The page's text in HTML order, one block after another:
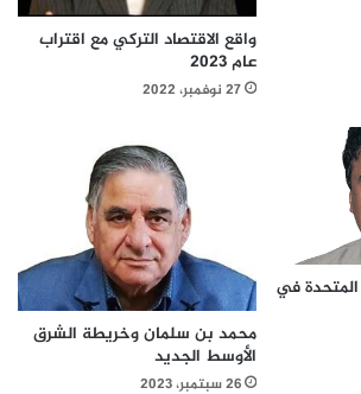
واقع الاقتصاد التركي مع اقتراب
عام 2023
27 نوفمبر، 2022
في
محمد بن سلمان وخريطة الشرق
الأوسط الجديد
26 سبتمبر، 2023